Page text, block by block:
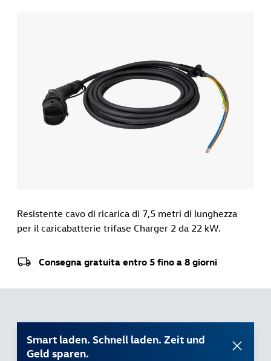
Resistente cavo di ricarica di 7,5 metri di lunghezza
per il caricabatterie trifase Charger 2 da 22 kW.
Consegna gratuita entro 5 fino a 8 giorni
Smart laden. Schnell laden. Zeit und
Geld sparen.